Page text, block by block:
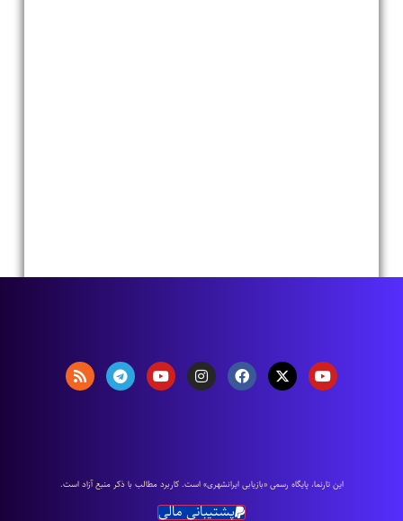
اين تارنما، پایگاه رسمی «بازیابی ایرانشهری» است. كاربرد مطالب با ذكر منبع آزاد است.
پشتیبانی مالی